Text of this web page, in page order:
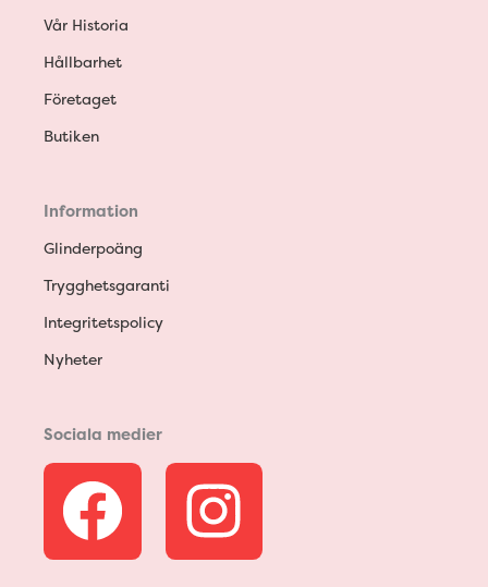
Vår Historia
Hållbarhet
Företaget
Butiken
Information
Glinderpoäng
Trygghetsgaranti
Integritetspolicy
Nyheter
Sociala medier
F
a
I
n